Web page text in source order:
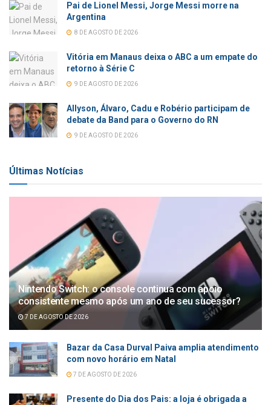
Pai de Lionel Messi, Jorge Messi morre na
Argentina
8 DE AGOSTO DE 2026
Vitória em Manaus deixa o ABC a um empate do
retorno à Série C
9 DE AGOSTO DE 2026
Allyson, Álvaro, Cadu e Robério participam de
debate da Band para o Governo do RN
9 DE AGOSTO DE 2026
Últimas Notícias
Nintendo Switch: o console continua com apoio
consistente mesmo após um ano de seu sucessor?
7 DE AGOSTO DE 2026
Bazar da Casa Durval Paiva amplia atendimento
com novo horário em Natal
7 DE AGOSTO DE 2026
Presente do Dia dos Pais: a loja é obrigada a